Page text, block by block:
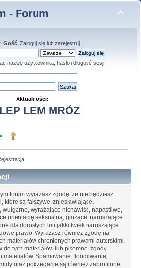
- Forum
Gość. Zaloguj sięlub zarejestruj.
nazwę użytkownika, hasło i długość sesji
Aktualności:
LEM MRÓZ
forum wyrażasz zgodę, że nie będziesz
które są fałszywe, zniesławiające,
wulgarne, wyrażające nienawiść, napastliwe,
orientację seksualną, grożące, naruszające
dla dorosłych lub jakkolwiek naruszające
prawo. Wyrażasz również zgodę na
materiałów chronionych prawami autorskimi,
do tych materiałów lub pisemnej zgody
materiałów. Spamowanie, floodowanie,
oraz podżeganie są również zabronione.